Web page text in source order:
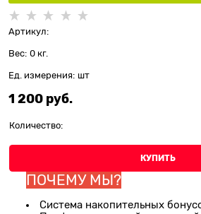
Артикул:
Вес: 0 кг.
Ед. измерения: шт
1 200 руб.
Количество:
КУПИТЬ
ПОЧЕМУ МЫ?
Система накопительных